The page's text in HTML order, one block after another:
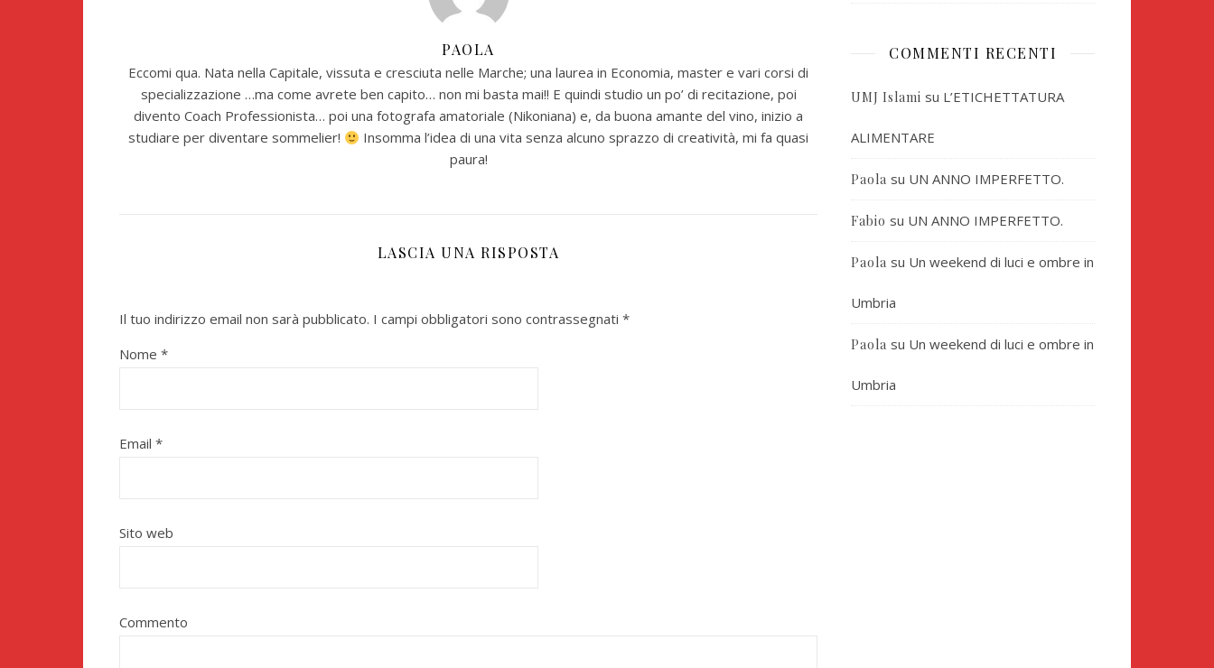
PAOLA
Eccomi qua. Nata nella Capitale, vissuta e cresciuta nelle Marche; una laurea in Economia, master e vari corsi di
specializzazione …ma come avrete ben capito… non mi basta mai!! E quindi studio un po’ di recitazione, poi
divento Coach Professionista… poi una fotografa amatoriale (Nikoniana) e, da buona amante del vino, inizio a
studiare per diventare sommelier!
Insomma l’idea di una vita senza alcuno sprazzo di creatività, mi fa quasi
paura!
LASCIA UNA RISPOSTA
Il tuo indirizzo email non sarà pubblicato. I campi obbligatori sono contrassegnati *
Nome *
Email *
Sito web
Commento
COMMENTI RECENTI
UMJ Islami su L’ETICHETTATURA
ALIMENTARE
Paola su UN ANNO IMPERFETTO.
Fabio su UN ANNO IMPERFETTO.
Paola su Un weekend di luci e ombre in
Umbria
Paola su Un weekend di luci e ombre in
Umbria